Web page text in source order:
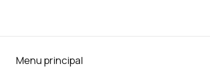
Menu principal